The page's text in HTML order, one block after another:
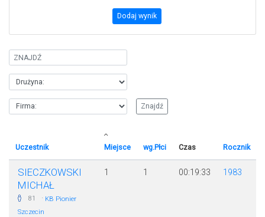
Dodaj wynik
Uczestnik Miejsce wg.Płci Czas Rocznik
SIECZKOWSKI
MICHAŁ
81 · KB Pionier
Szczecin
1 1 00:19:33 1983